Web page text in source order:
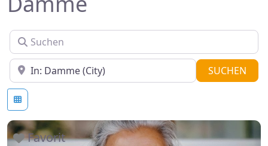
Suchen
In der Nähe SUCHEN
Favorit